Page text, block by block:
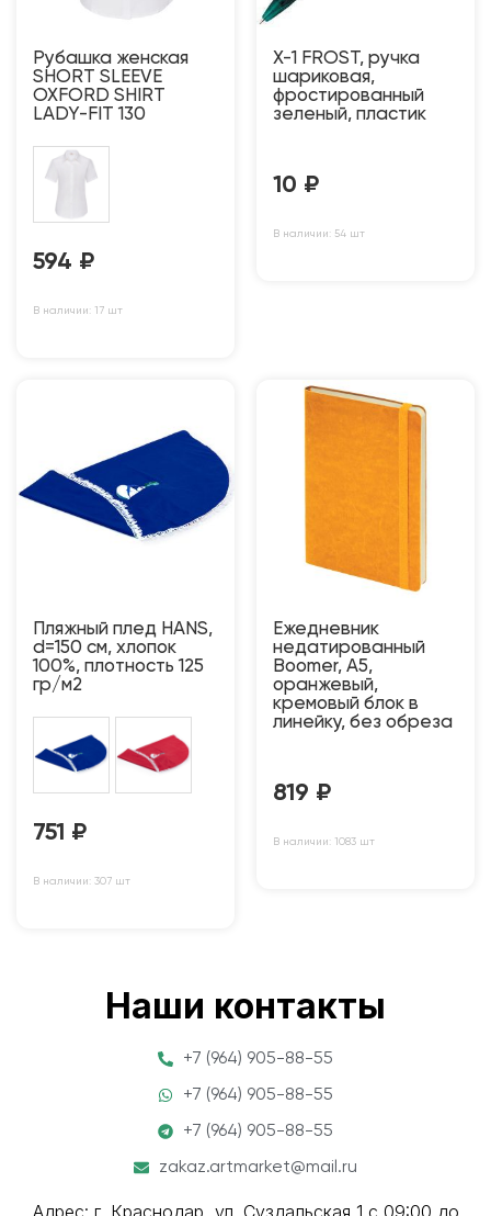
Рубашка женская
SHORT SLEEVE
OXFORD SHIRT
LADY-FIT 130
594 ₽
В наличии: 17 шт
X-1 FROST, ручка
шариковая,
фростированный
зеленый, пластик
10 ₽
В наличии: 54 шт
Пляжный плед HANS,
d=150 см, хлопок
100%, плотность 125
гр/м2
751 ₽
В наличии: 307 шт
Ежедневник
недатированный
Boomer, А5,
оранжевый,
кремовый блок в
линейку, без обреза
819 ₽
В наличии: 1083 шт
Наши контакты
+7 (964) 905-88-55
+7 (964) 905-88-55
+7 (964) 905-88-55
zakaz.artmarket@mail.ru